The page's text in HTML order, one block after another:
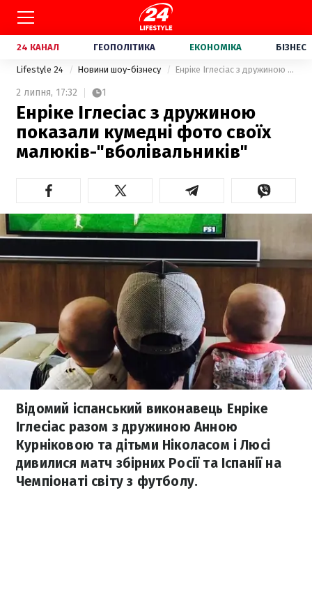
24 КАНАЛ ГЕОПОЛІТИКА ЕКОНОМІКА БІЗНЕС
Lifestyle 24 Новини шоу-бізнесу Енріке Іглесіас з дружиною показали кумедні фото своїх малюків-"вболівальників"
2 липня, 17:32 1
Енріке Іглесіас з дружиною
показали кумедні фото своїх
малюків-"вболівальників"
Відомий іспанський виконавець Енріке
Іглесіас разом з дружиною Анною
Курніковою та дітьми Ніколасом і Люсі
дивилися матч збірних Росії та Іспанії на
Чемпіонаті світу з футболу.